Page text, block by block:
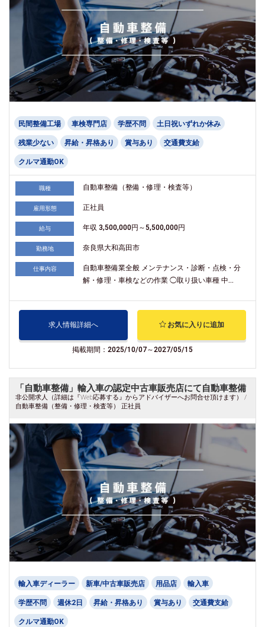
民間整備工場 車検専門店 学歴不問 土日祝いずれか休み
残業少ない 昇給・昇格あり 賞与あり 交通費支給
クルマ通勤OK
職種 自動車整備（整備・修理・検査等）
雇用形態 正社員
給与 年収 3,500,000円～5,500,000円
勤務地 奈良県大和高田市
仕事内容
自動車整備業全般 メンテナンス・診断・点検・分
解・修理・車検などの作業 ◯取り扱い車種 中...
求人情報詳細へ お気に入りに追加
掲載期間：2025/10/07～2027/05/15
「自動車整備」輸入車の認定中古車販売店にて自動車整備
非公開求人（詳細は『Web応募する』からアドバイザーへお問合せ頂けます） /
自動車整備（整備・修理・検査等） 正社員
輸入車ディーラー 新車/中古車販売店 用品店 輸入車
学歴不問 週休2日 昇給・昇格あり 賞与あり 交通費支給
クルマ通勤OK